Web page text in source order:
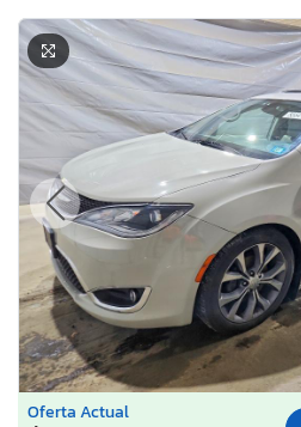
Oferta Actual